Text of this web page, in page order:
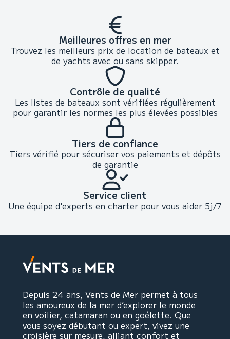
Meilleures offres en mer
Trouvez les meilleurs prix de location de bateaux et
de yachts avec ou sans skipper.
Contrôle de qualité
Les listes de bateaux sont vérifiées régulièrement
pour garantir les normes les plus élevées possibles
Tiers de confiance
Tiers vérifié pour sécuriser vos paiements et dépôts
de garantie
Service client
Une équipe d'experts en charter pour vous aider 5j/7
Depuis 24 ans, Vents de Mer permet à tous
les amoureux de la mer d’explorer le monde
en voilier, catamaran ou en goélette. Que
vous soyez débutant ou expert, vivez une
croisière sur mesure, alliant confort et